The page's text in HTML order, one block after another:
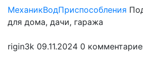
МеханикВодПриспособления
для дома, дачи, гаража
rigin3k 09.11.2024 0